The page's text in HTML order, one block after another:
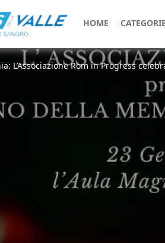
HOME CATEGORIE
L’Associazione Rom in Progress